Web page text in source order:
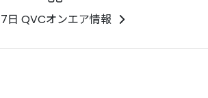
日 QVCオンエア情報